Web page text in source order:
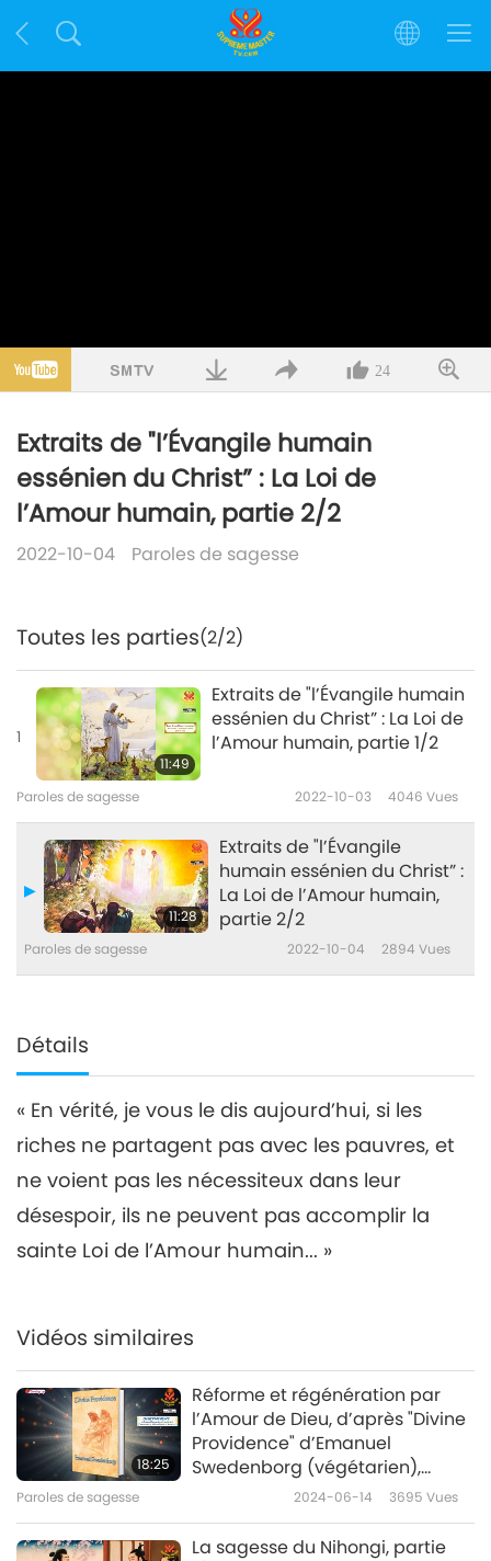
24
Extraits de "l’Évangile humain
essénien du Christ” : La Loi de
l’Amour humain, partie 2/2
2022-10-04 Paroles de sagesse
Toutes les parties(2/2)
1
11:49
Extraits de "l’Évangile humain
essénien du Christ” : La Loi de
l’Amour humain, partie 1/2
Paroles de sagesse 2022-10-03 4046 Vues
11:28
Extraits de "l’Évangile
humain essénien du Christ” :
La Loi de l’Amour humain,
partie 2/2
Paroles de sagesse 2022-10-04 2894 Vues
Détails
« En vérité, je vous le dis aujourd’hui, si les
riches ne partagent pas avec les pauvres, et
ne voient pas les nécessiteux dans leur
désespoir, ils ne peuvent pas accomplir la
sainte Loi de l’Amour humain... »
Vidéos similaires
18:25
Réforme et régénération par
l’Amour de Dieu, d’après "Divine
Providence" d’Emanuel
Swedenborg (végétarien),
Paroles de sagesse 2024-06-14 3695 Vues
La sagesse du Nihongi, partie